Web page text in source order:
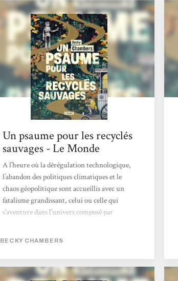
Un psaume pour les recyclés
sauvages - Le Monde
A l’heure où la dérégulation technologique,
l’abandon des politiques climatiques et le
chaos géopolitique sont accueillis avec un
fatalisme grandissant, celui ou celle qui
s’aventure dans l’univers composé par
commettre un acte subversif, quasi
révolutionnaire. > Lire l'article en entier <
BECKY CHAMBERS